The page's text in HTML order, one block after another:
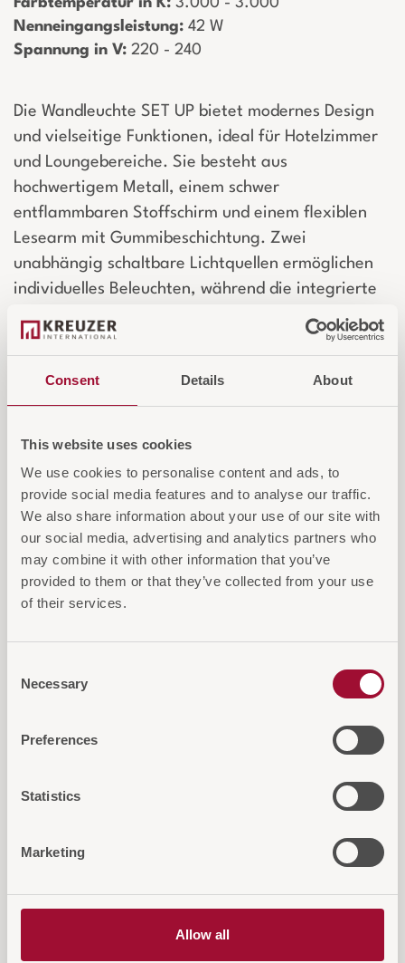
Consent Details About
This website uses cookies
We use cookies to personalise content and ads, to
provide social media features and to analyse our traffic.
We also share information about your use of our site with
our social media, advertising and analytics partners who
may combine it with other information that you’ve
provided to them or that they’ve collected from your use
of their services.
Selection
Necessary
Preferences
Statistics
Marketing
Allow all
Farbtemperatur in K: ­ 3.000 - 3.000
Nenneingangsleistung: ­ 42 W
Spannung in V: ­ 220 - 240
Die Wandleuchte SET UP bietet modernes Design
und vielseitige Funktionen, ideal für Hotelzimmer
und Loungebereiche. Sie besteht aus
hochwertigem Metall, einem schwer
entflammbaren Stoffschirm und einem flexiblen
Lesearm mit Gummibeschichtung. Zwei
unabhängig schaltbare Lichtquellen ermöglichen
individuelles Beleuchten, während die integrierte
USB-Buchse zusätzlichen Komfort für Gäste bietet.
Mit warmweißem Licht, langlebigen LEDs und
angenehme Atmosphäre und maximale
Login für Preise und Warenkorb
IN DEN WARENKORB
AUF DIE ANFRAGELISTE
Diese Artikel könnten Sie auch